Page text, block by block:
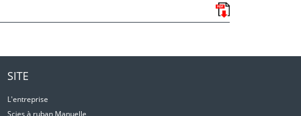
SITE
L'entreprise
Scies à ruban Manuelle